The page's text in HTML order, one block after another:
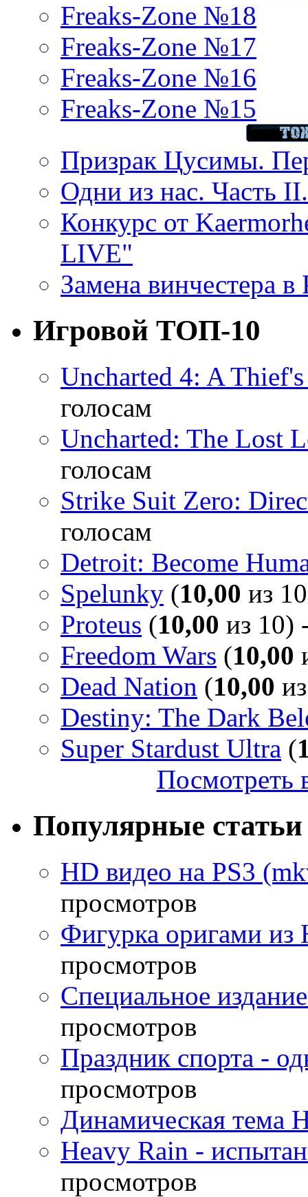
Freaks-Zone №18
Freaks-Zone №17
Freaks-Zone №16
Freaks-Zone №15
Призрак Цусимы.
Одни из нас. Часть
Конкурс от
LIVE"
Замена винчестера
Игровой ТОП-10
Uncharted 4: A
голосам
Uncharted: The Lost
голосам
Strike Suit Zero:
голосам
Detroit: Become
Spelunky (10,00 из
Proteus (10,00 из 10)
Freedom Wars (10,00
Dead Nation (10,00
Destiny: The Dark
Super Stardust Ultra (
Посмотреть
Популярные статьи
HD видео на PS3
просмотров
Фигурка оригами из
просмотров
Специальное
просмотров
Праздник спорта -
просмотров
Динамическая тема
Heavy Rain -
просмотров